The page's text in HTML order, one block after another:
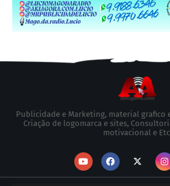
Publicidade e Marketing, material grafico
Criação de logomarca e sites,
motivacional e